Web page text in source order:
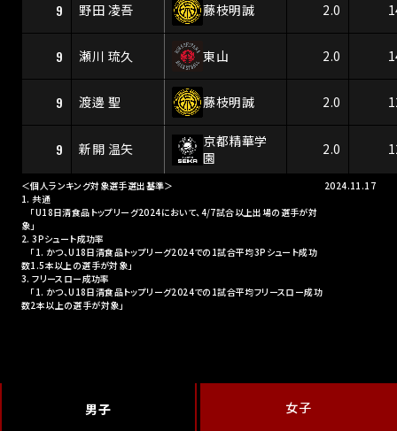
9 野田 凌吾 藤枝明誠 2.0
9 瀬川 琉久 東山 2.0
9 渡邊 聖 藤枝明誠 2.0
9 新開 温矢
京都精華学
園
2.0
＜個人ランキング対象選手選出基準＞
1. 共通
「U18日清食品トップリーグ2024において、4/7試合以上出場の選手が対
象」
2. 3Pシュート成功率
「1. かつ、U18日清食品トップリーグ2024での1試合平均3Pシュート成功
数1.5本以上の選手が対象」
3. フリースロー成功率
「1. かつ、U18日清食品トップリーグ2024での1試合平均フリースロー成功
数2本以上の選手が対象」
2024.11.17
男子 女子